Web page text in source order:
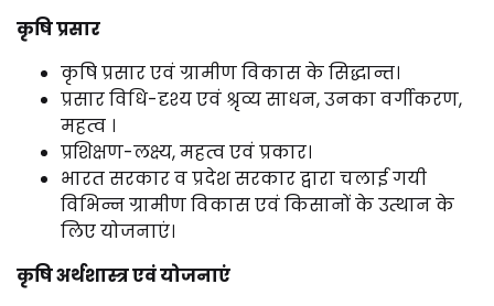
कृषि प्रसार
कृषि प्रसार एवं ग्रामीण विकास के सिद्धान्त।
प्रसार विधि-दृश्य एवं श्रृव्य साधन, उनका वर्गीकरण,
महत्व ।
प्रशिक्षण-लक्ष्य, महत्व एवं प्रकार।
भारत सरकार व प्रदेश सरकार द्वारा चलाई गयी
विभिन्न ग्रामीण विकास एवं किसानों के उत्थान के
लिए योजनाएं।
कृषि अर्थशास्त्र एवं योजनाएं